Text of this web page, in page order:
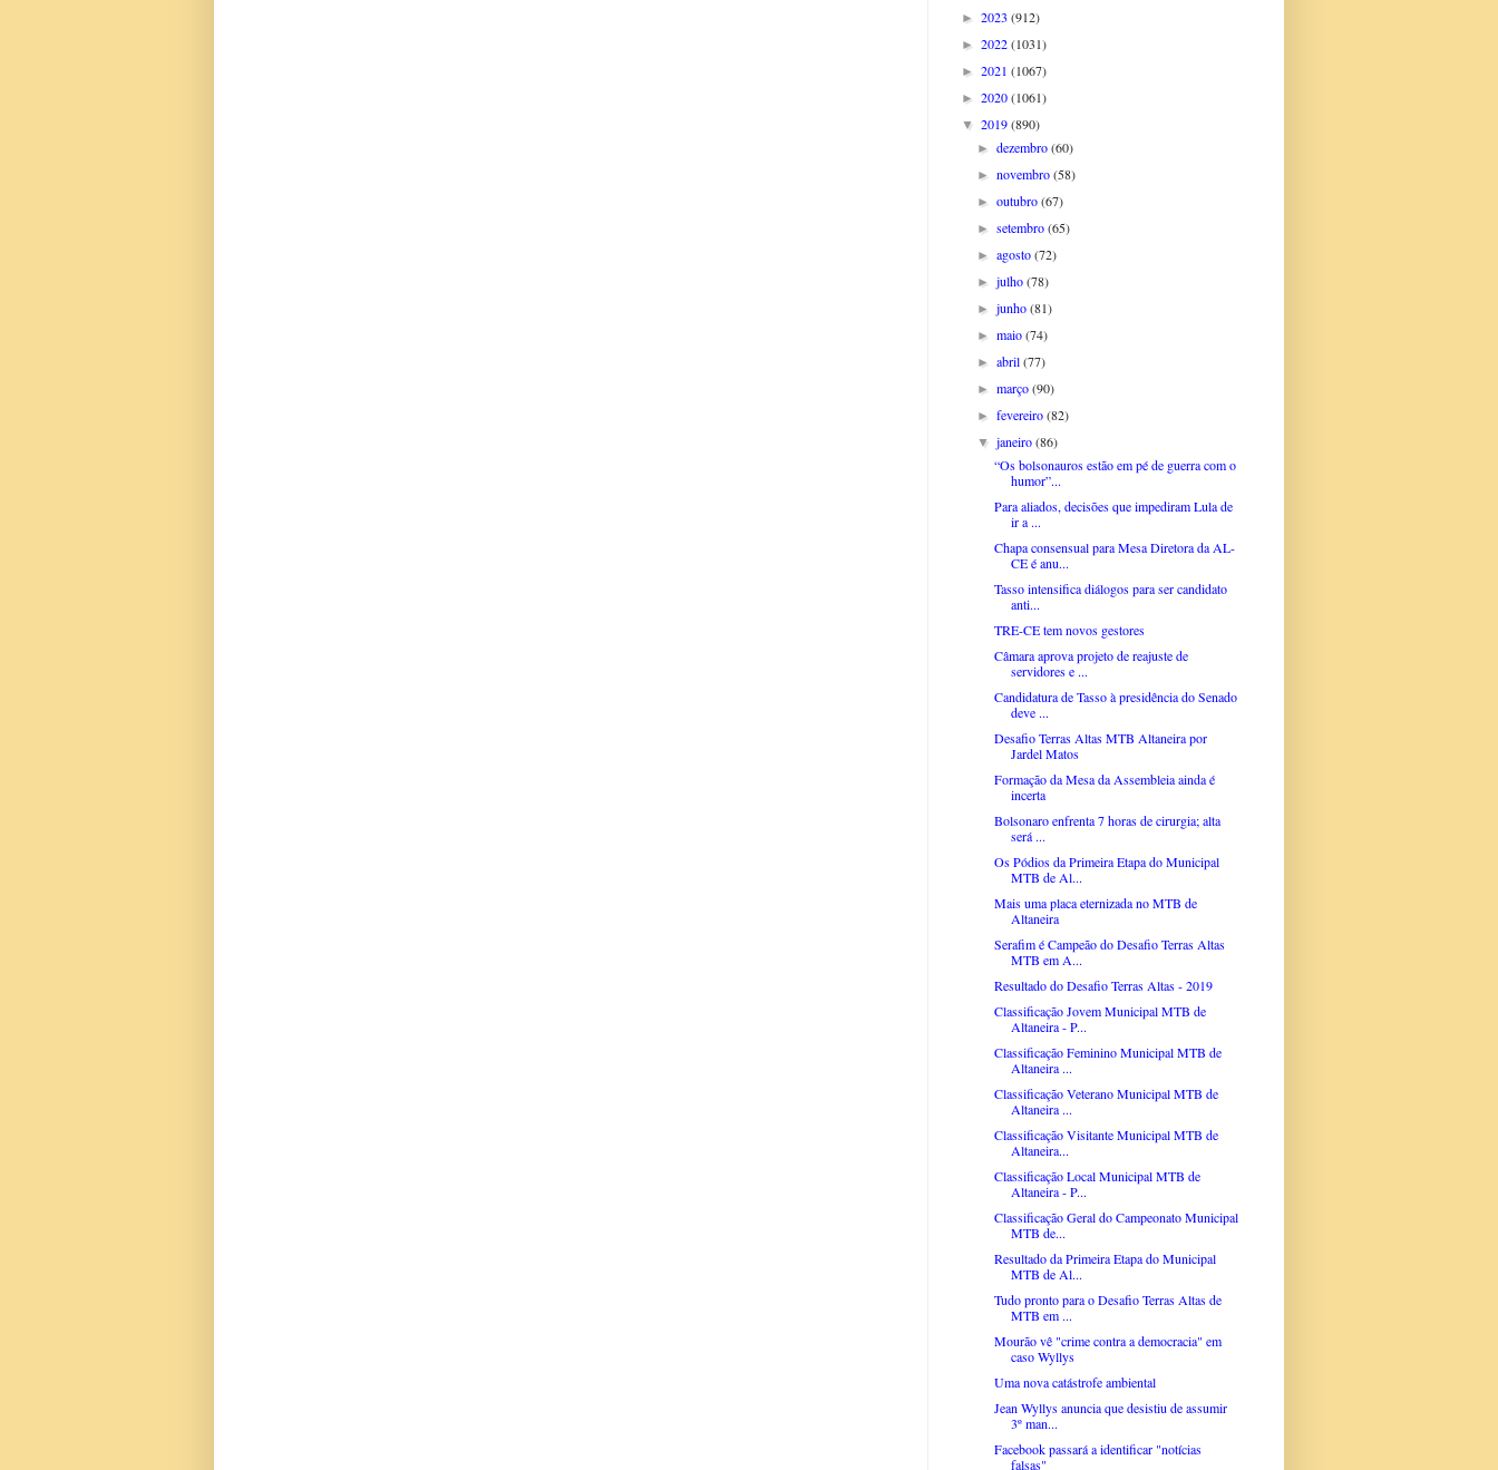
► 2023 (912)
► 2022(1031)
► 2021 (1067)
► 2020(1061)
▼ 2019(890)
►dezembro(60)
►novembro(58)
►outubro(67)
►setembro(65)
►agosto(72)
►julho(78)
►junho(81)
►maio(74)
►abril(77)
►março(90)
►fevereiro(82)
▼janeiro(86)
“Os bolsonauros estão em pé de guerra com o
humor”...
Para aliados, decisões que impediram Lula de
ir a ...
Chapa consensual para Mesa Diretora da AL-
CE é anu...
Tasso intensifica diálogos para ser candidato
anti...
TRE-CE tem novos gestores
Câmara aprova projeto de reajuste de
servidores e ...
Candidatura de Tasso à presidência do Senado
deve ...
Desafio Terras Altas MTB Altaneira por
Jardel Matos
Formação da Mesa da Assembleia ainda é
incerta
Bolsonaro enfrenta 7 horas de cirurgia; alta
será ...
Os Pódios da Primeira Etapa do Municipal
MTB de Al...
Mais uma placa eternizada no MTB de
Altaneira
Serafim é Campeão do Desafio Terras Altas
MTB em A...
Resultado do Desafio Terras Altas - 2019
Classificação Jovem Municipal MTB de
Altaneira - P...
Classificação Feminino Municipal MTB de
Altaneira ...
Classificação Veterano Municipal MTB de
Altaneira ...
Classificação Visitante Municipal MTB de
Altaneira...
Classificação Local Municipal MTB de
Altaneira - P...
Classificação Geral do Campeonato Municipal
MTB de...
Resultado da Primeira Etapa do Municipal
MTB de Al...
Tudo pronto para o Desafio Terras Altas de
MTB em ...
Mourão vê "crime contra a democracia" em
caso Wyllys
Uma nova catástrofe ambiental
Jean Wyllys anuncia que desistiu de assumir
3º man...
Facebook passará a identificar "notícias
falsas"